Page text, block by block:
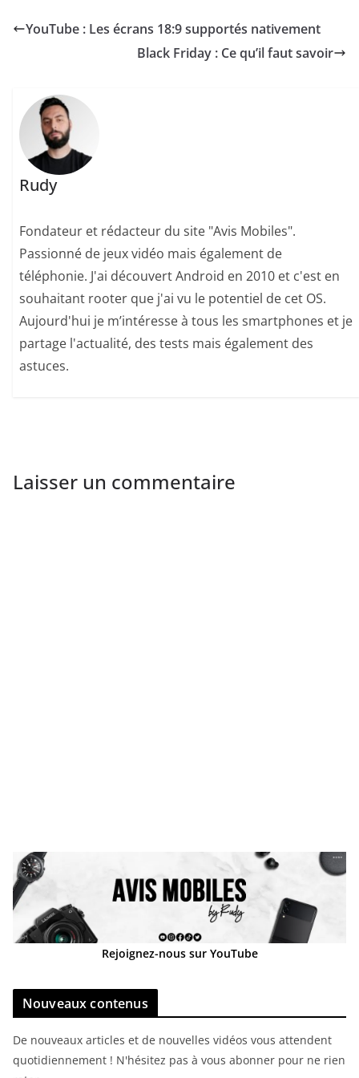
YouTube : Les écrans 18:9 supportés nativement
Black Friday : Ce qu’il faut savoir
Rudy
Fondateur et rédacteur du site "Avis Mobiles".
Passionné de jeux vidéo mais également de
téléphonie. J'ai découvert Android en 2010 et c'est en
souhaitant rooter que j'ai vu le potentiel de cet OS.
Aujourd'hui je m’intéresse à tous les smartphones et je
partage l'actualité, des tests mais également des
astuces.
Laisser un commentaire
Rejoignez-nous sur YouTube
Nouveaux contenus
De nouveaux articles et de nouvelles vidéos vous attendent
quotidiennement ! N'hésitez pas à vous abonner pour ne rien